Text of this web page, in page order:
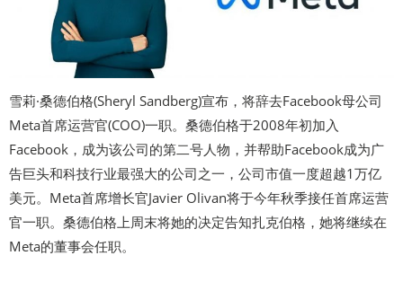
雪莉·桑德伯格(Sheryl Sandberg)宣布，将辞去Facebook母公司
Meta首席运营官(COO)一职。桑德伯格于2008年初加入
Facebook，成为该公司的第二号人物，并帮助Facebook成为广
告巨头和科技行业最强大的公司之一，公司市值一度超越1万亿
美元。Meta首席增长官Javier Olivan将于今年秋季接任首席运营
官一职。桑德伯格上周末将她的决定告知扎克伯格，她将继续在
Meta的董事会任职。